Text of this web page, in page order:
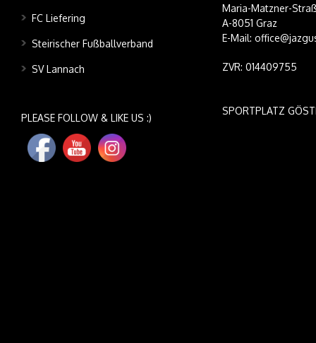
FC Liefering
Steirischer Fußballverband
SV Lannach
PLEASE FOLLOW & LIKE US :)
Maria-Matzner-
A-8051 Graz
E-Mail:
ZVR: 014409755
SPORTPLATZ